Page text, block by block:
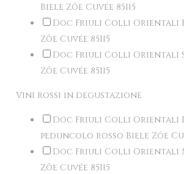
Biele Zôe Cuvée 85I15
Doc Friuli Colli Orientali
Zôe Cuvée 85I15
Doc Friuli Colli Orientali
Zôe Cuvée 85I15
Vini rossi in degustazione
Doc Friuli Colli Orientali
peduncolo rosso Biele Zôe
Doc Friuli Colli Orientali
Zôe Cuvée 85I15